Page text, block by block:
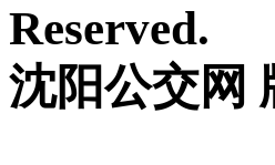
Reserved.
沈阳公交网